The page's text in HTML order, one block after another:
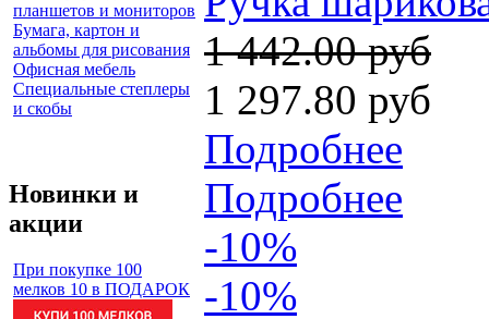
планшетов и мониторов
Бумага, картон и
альбомы для рисования
Офисная мебель
Специальные степлеры
и скобы
Новинки и
акции
При покупке 100
мелков 10 в ПОДАРОК
1 442.00 руб
1 297.80 руб
Подробнее
Подробнее
-10%
-10%